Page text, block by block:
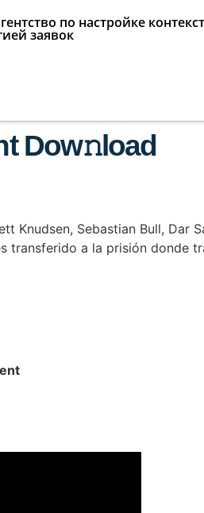
по настройке
заявок
Dow𝚗load
Knudsen, Sebastian Bull, Dar
transferido a la prisión donde